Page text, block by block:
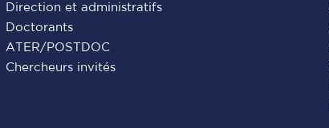
Direction et administratifs
Doctorants
ATER/POSTDOC
Chercheurs invités